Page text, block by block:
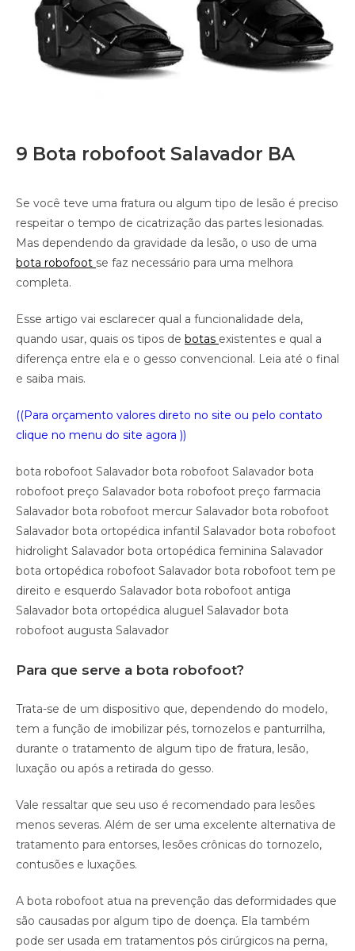
9 Bota robofoot Salavador BA
Se você teve uma fratura ou algum tipo de lesão é preciso
respeitar o tempo de cicatrização das partes lesionadas.
Mas dependendo da gravidade da lesão, o uso de uma
bota robofoot se faz necessário para uma melhora
completa.
Esse artigo vai esclarecer qual a funcionalidade dela,
quando usar, quais os tipos de botas existentes e qual a
diferença entre ela e o gesso convencional. Leia até o final
e saiba mais.
((Para orçamento valores direto no site ou pelo contato
clique no menu do site agora ))
bota robofoot Salavador bota robofoot Salavador bota
robofoot preço Salavador bota robofoot preço farmacia
Salavador bota robofoot mercur Salavador bota robofoot
Salavador bota ortopédica infantil Salavador bota robofoot
hidrolight Salavador bota ortopédica feminina Salavador
bota ortopédica robofoot Salavador bota robofoot tem pe
direito e esquerdo Salavador bota robofoot antiga
Salavador bota ortopédica aluguel Salavador bota
robofoot augusta Salavador
Para que serve a bota robofoot?
Trata-se de um dispositivo que, dependendo do modelo,
tem a função de imobilizar pés, tornozelos e panturrilha,
durante o tratamento de algum tipo de fratura, lesão,
luxação ou após a retirada do gesso.
Vale ressaltar que seu uso é recomendado para lesões
menos severas. Além de ser uma excelente alternativa de
tratamento para entorses, lesões crônicas do tornozelo,
contusões e luxações.
A bota robofoot atua na prevenção das deformidades que
são causadas por algum tipo de doença. Ela também
pode ser usada em tratamentos pós cirúrgicos na perna,